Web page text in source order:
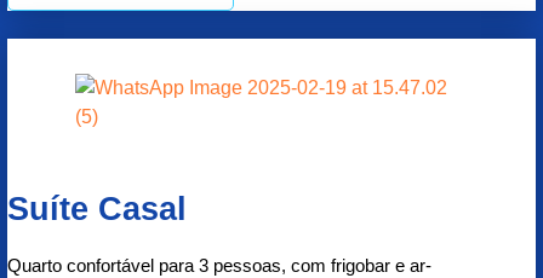
Suíte Casal
Quarto confortável para 3 pessoas, com frigobar e ar-